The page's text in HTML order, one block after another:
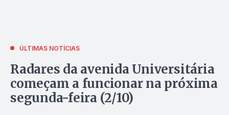
ÚLTIMAS NOTÍCIAS
Radares da avenida Universitária
começam a funcionar na próxima
segunda-feira (2/10)